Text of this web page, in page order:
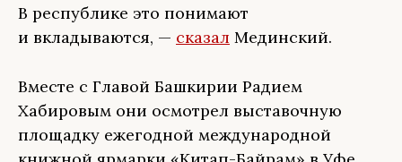
В республике это понимают
и вкладываются, — сказал Мединский.
Вместе с Главой Башкирии Радием
Хабировым они осмотрел выставочную
площадку ежегодной международной